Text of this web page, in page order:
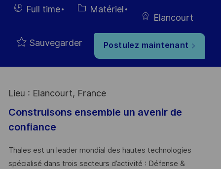
d’affichage
du poste
HiringFull time Catégorie
Matériel
Elancourt
Sauvegarder Postulez maintenant
Lieu : Elancourt, France
Construisons ensemble un avenir de
confiance
Thales est un leader mondial des hautes technologies
spécialisé dans trois secteurs d’activité : Défense &